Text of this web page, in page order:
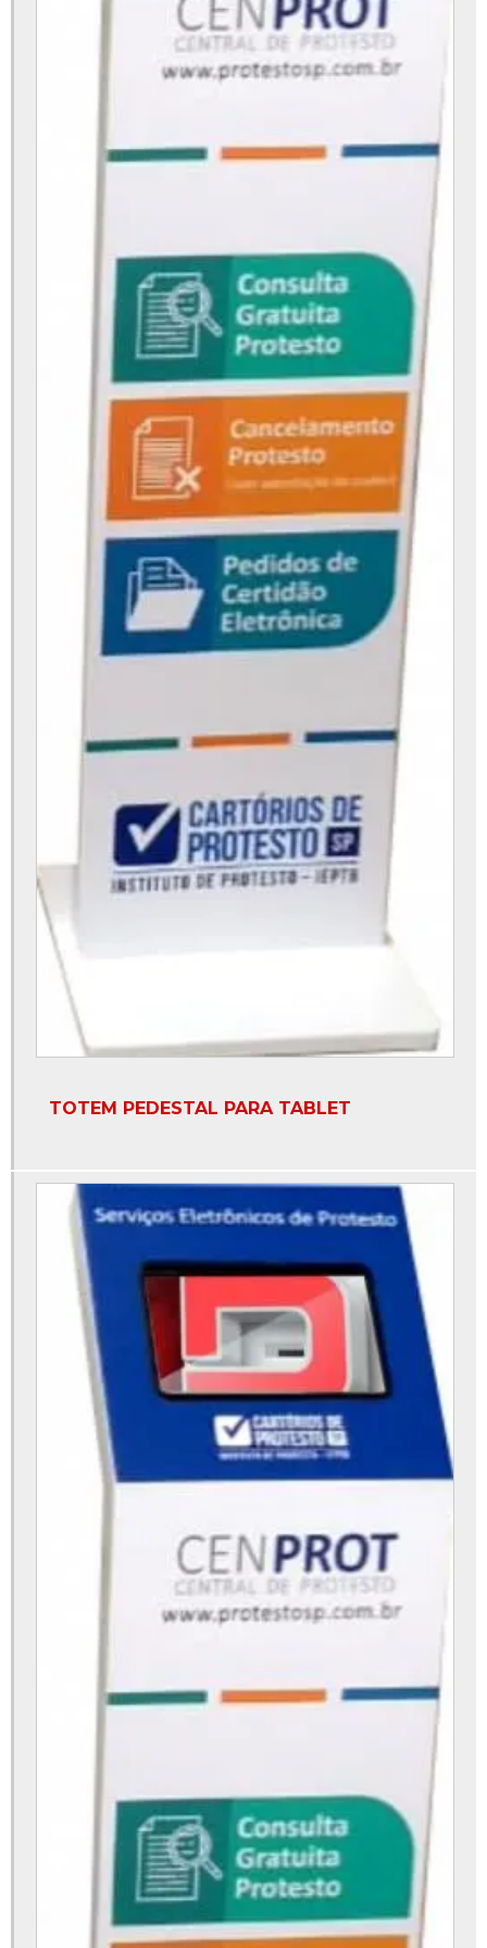
Totem atendimento ao cliente
Totem atendimento preço
Totem auto atendimento
Totem auto atendimento preço
Totem auto atendimento restaurante preço
Totem de autoatendimento com impressora
Totem de autoatendimento preço
Totem de autoatendimento restaurante
Totem de avaliação de atendimento
Totem de consulta
Totem de fotos preço
Totem de led
Totem de led display
Totem de led indoor
Totem de led para propaganda
Totem de led publicitário
Totem de led vertical
Totem de pesquisa
Totem de senha
Totem de senha eletrônica
Totem digital
Totem digital interativo
Totem digital para eventos
Totem digital para loja
Totem digital preço
Totem emissor de senha
Totem gerenciador de atendimento
Totem gerenciador de senhas touch screen
Totem hospital
TOTEM PEDESTAL PARA TABLET